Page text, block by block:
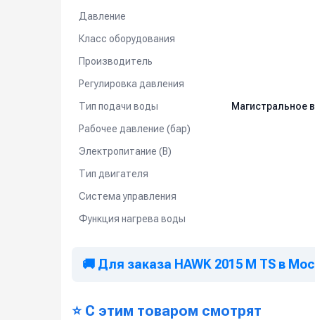
Давление
Класс оборудования
Производитель
Регулировка давления
Тип подачи воды
Магистральное
Рабочее давление (бар)
Электропитание (В)
Тип двигателя
Система управления
Функция нагрева воды
🚚 Для заказа HAWK 2015 M TS в
⭐ С этим товаром смотрят